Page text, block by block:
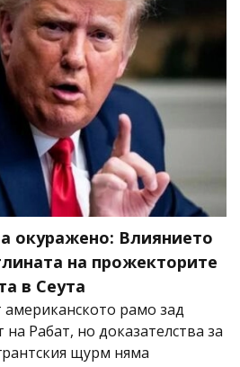
окуражено: Влиянието
на прожекторите
в Сеута
рамо зад
Рабат, но доказателства за
щурм няма